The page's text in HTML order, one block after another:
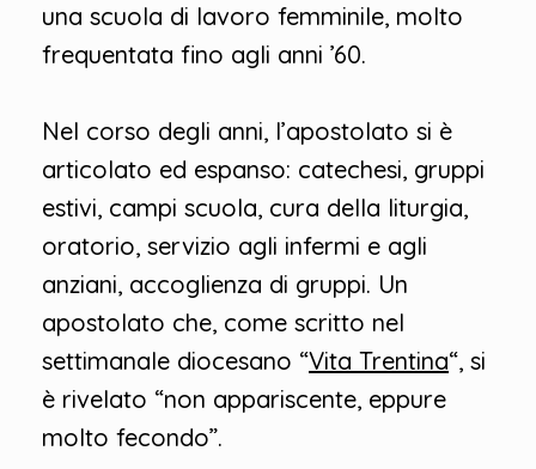
una scuola di lavoro femminile, molto
frequentata fino agli anni ’60.
Nel corso degli anni, l’apostolato si è
articolato ed espanso: catechesi, gruppi
estivi, campi scuola, cura della liturgia,
oratorio, servizio agli infermi e agli
anziani, accoglienza di gruppi. Un
apostolato che, come scritto nel
settimanale diocesano “Vita Trentina“, si
è rivelato “non appariscente, eppure
molto fecondo”.